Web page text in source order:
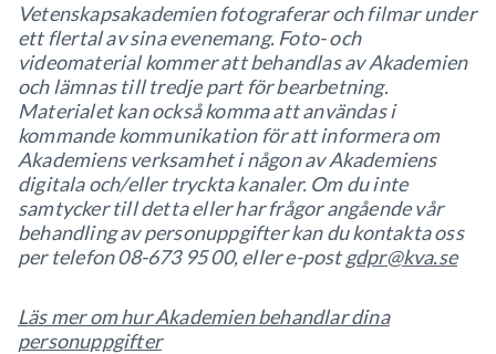
Vetenskapsakademien fotograferar och filmar under
ett flertal av sina evenemang. Foto- och
videomaterial kommer att behandlas av Akademien
och lämnas till tredje part för bearbetning.
Materialet kan också komma att användas i
kommande kommunikation för att informera om
Akademiens verksamhet i någon av Akademiens
digitala och/eller tryckta kanaler. Om du inte
samtycker till detta eller har frågor angående vår
behandling av personuppgifter kan du kontakta oss
per telefon 08-673 95 00, eller e-postgdpr@kva.se
Läs mer om hur Akademien behandlar dina
personuppgifter